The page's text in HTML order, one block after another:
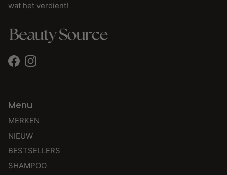
wat het verdient!
FacebookInstagram
Menu
MERKEN
NIEUW
BESTSELLERS
SHAMPOO